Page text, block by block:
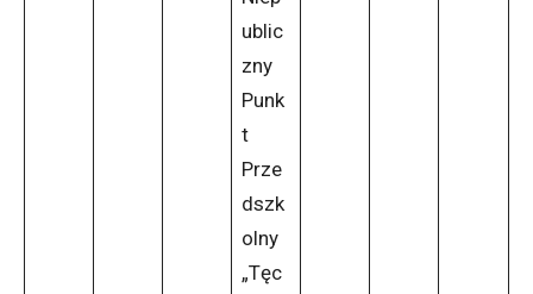
ublic
zny
Punk
t
Prze
dszk
olny
„Tęc